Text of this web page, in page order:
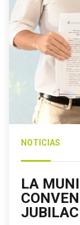
NOTICIAS
LA